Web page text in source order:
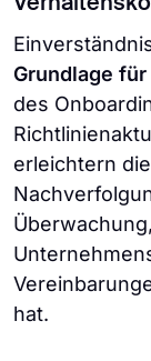
Grundlage
des
erleichtern
hat.